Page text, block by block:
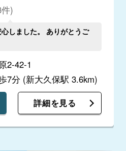
)
しました。 ありがとうご
2-42-1
7分 (新大久保駅 3.6km)
詳細を見る